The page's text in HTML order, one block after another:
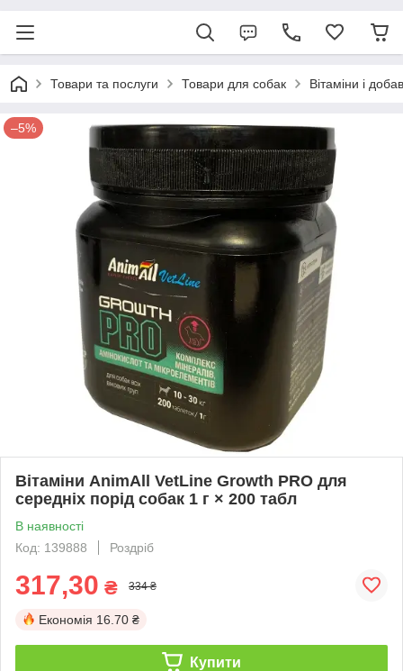
Товари та послуги Товари для собак Вітаміни і
–5%
Вітаміни AnimAll VetLine Growth PRO для
середніх порід собак 1 г × 200 табл
В наявності
Код: 139888
Роздріб
317,30 ₴ 334 ₴
Економія 16.70 ₴
Купити